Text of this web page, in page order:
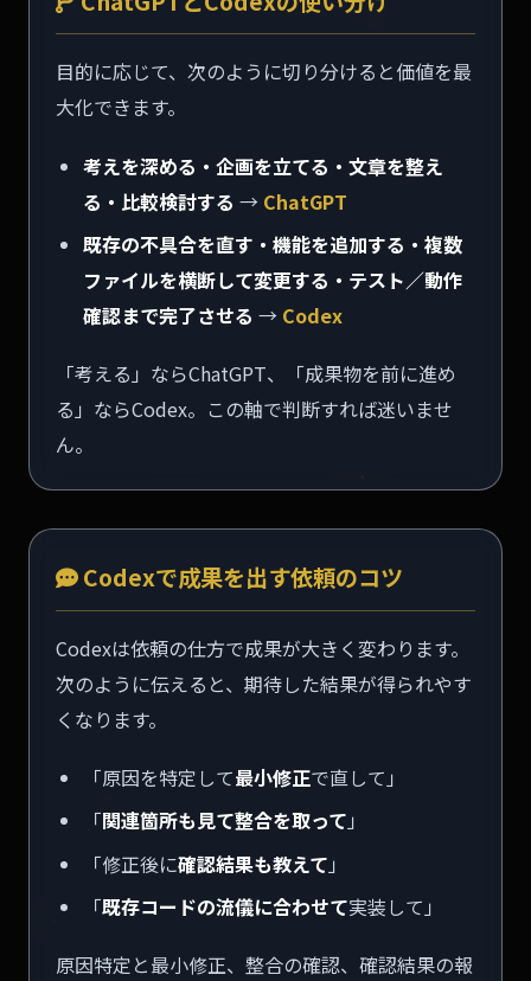
目的に応じて、次のように切り分けると価値を最
大化できます。
考えを深める・企画を立てる・文章を整え
る・比較検討する → ChatGPT
既存の不具合を直す・機能を追加する・複数
ファイルを横断して変更する・テスト／動作
確認まで完了させる → Codex
「考える」ならChatGPT、「成果物を前に進め
る」ならCodex。この軸で判断すれば迷いませ
ん。
Codexで成果を出す依頼のコツ
Codexは依頼の仕方で成果が大きく変わります。
次のように伝えると、期待した結果が得られやす
くなります。
「原因を特定して最小修正で直して」
「関連箇所も見て整合を取って 」
「修正後に確認結果も教えて 」
「既存コードの流儀に合わせて実装して」
原因特定と最小修正、整合の確認、確認結果の報